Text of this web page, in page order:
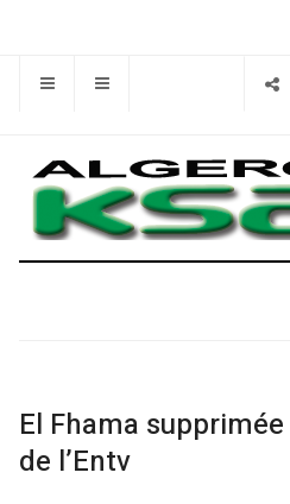
El Fhama
de l’Entv